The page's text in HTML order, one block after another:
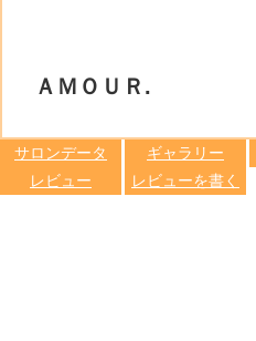
ＡＭＯＵＲ.
サロンデータ ギャラリー
レビュー
レビューを書く